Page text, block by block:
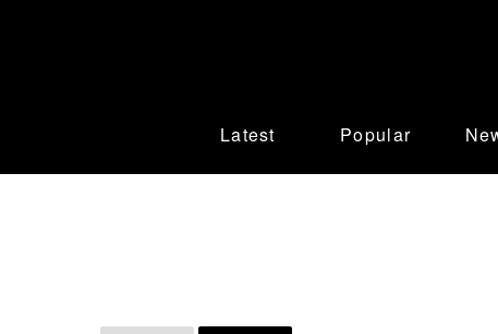
Latest Popular